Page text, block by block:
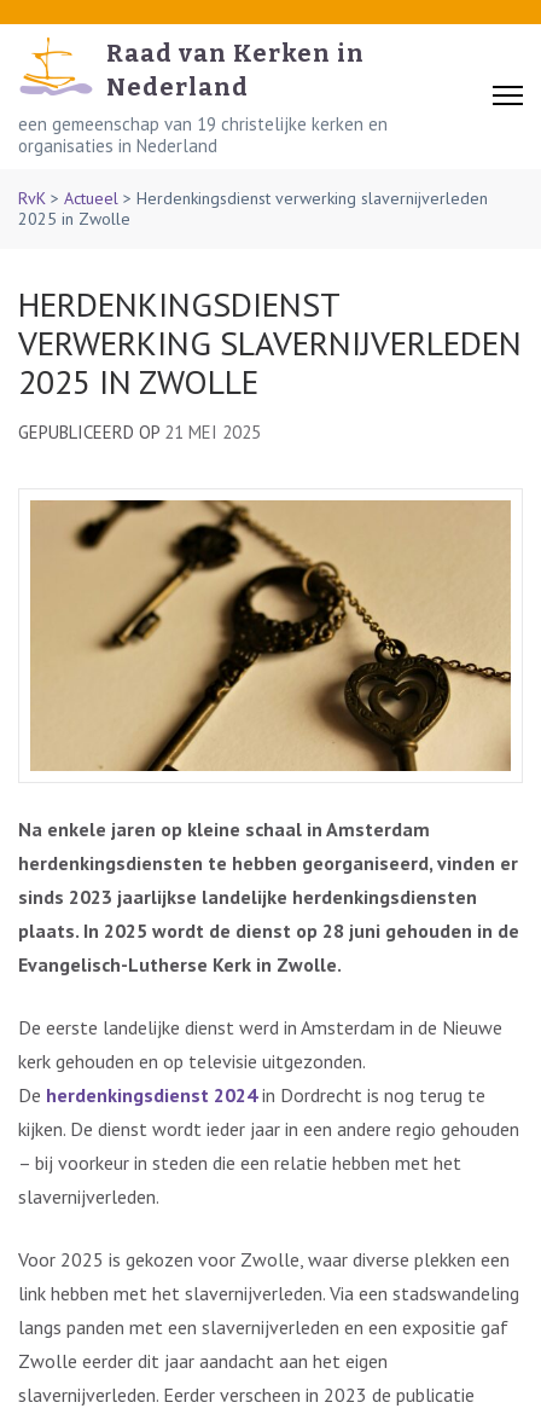
content
(Press
Enter)
Raad van Kerken in
Nederland
een gemeenschap van 19 christelijke kerken en
organisaties in Nederland
RvK > Actueel > Herdenkingsdienst verwerking slavernijverleden
2025 in Zwolle
HERDENKINGSDIENST
VERWERKING SLAVERNIJVERLEDEN
2025 IN ZWOLLE
GEPUBLICEERD OP 21 MEI 2025
Na enkele jaren op kleine schaal in Amsterdam
herdenkingsdiensten te hebben georganiseerd, vinden er
sinds 2023 jaarlijkse landelijke herdenkingsdiensten
plaats. In 2025 wordt de dienst op 28 juni gehouden in de
Evangelisch-Lutherse Kerk in Zwolle.
De eerste landelijke dienst werd in Amsterdam in de Nieuwe
kerk gehouden en op televisie uitgezonden.
De herdenkingsdienst 2024in Dordrecht is nog terug te
kijken. De dienst wordt ieder jaar in een andere regio gehouden
– bij voorkeur in steden die een relatie hebben met het
slavernijverleden.
Voor 2025 is gekozen voor Zwolle, waar diverse plekken een
link hebben met het slavernijverleden. Via een stadswandeling
langs panden met een slavernijverleden en een expositie gaf
Zwolle eerder dit jaar aandacht aan het eigen
slavernijverleden. Eerder verscheen in 2023 de publicatie